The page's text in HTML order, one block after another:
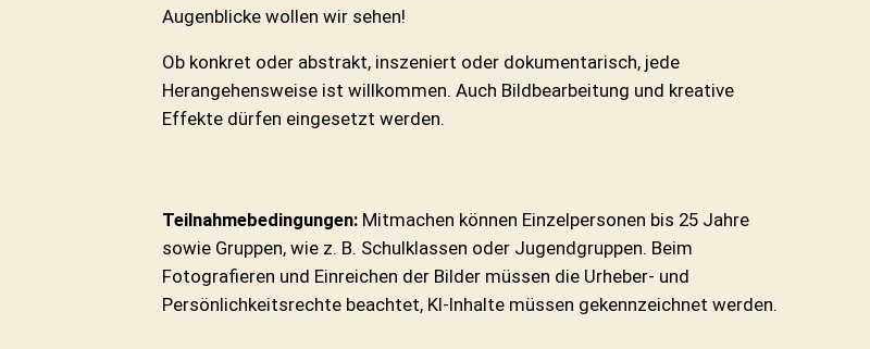
Augenblicke wollen wir sehen!
Ob konkret oder abstrakt, inszeniert oder dokumentarisch, jede
Herangehensweise ist willkommen. Auch Bildbearbeitung und kreative
Effekte dürfen eingesetzt werden.
Teilnahmebedingungen: Mitmachen können Einzelpersonen bis 25 Jahre
sowie Gruppen, wie z. B. Schulklassen oder Jugendgruppen. Beim
Fotografieren und Einreichen der Bilder müssen die Urheber- und
Persönlichkeitsrechte beachtet, KI-Inhalte müssen gekennzeichnet werden.